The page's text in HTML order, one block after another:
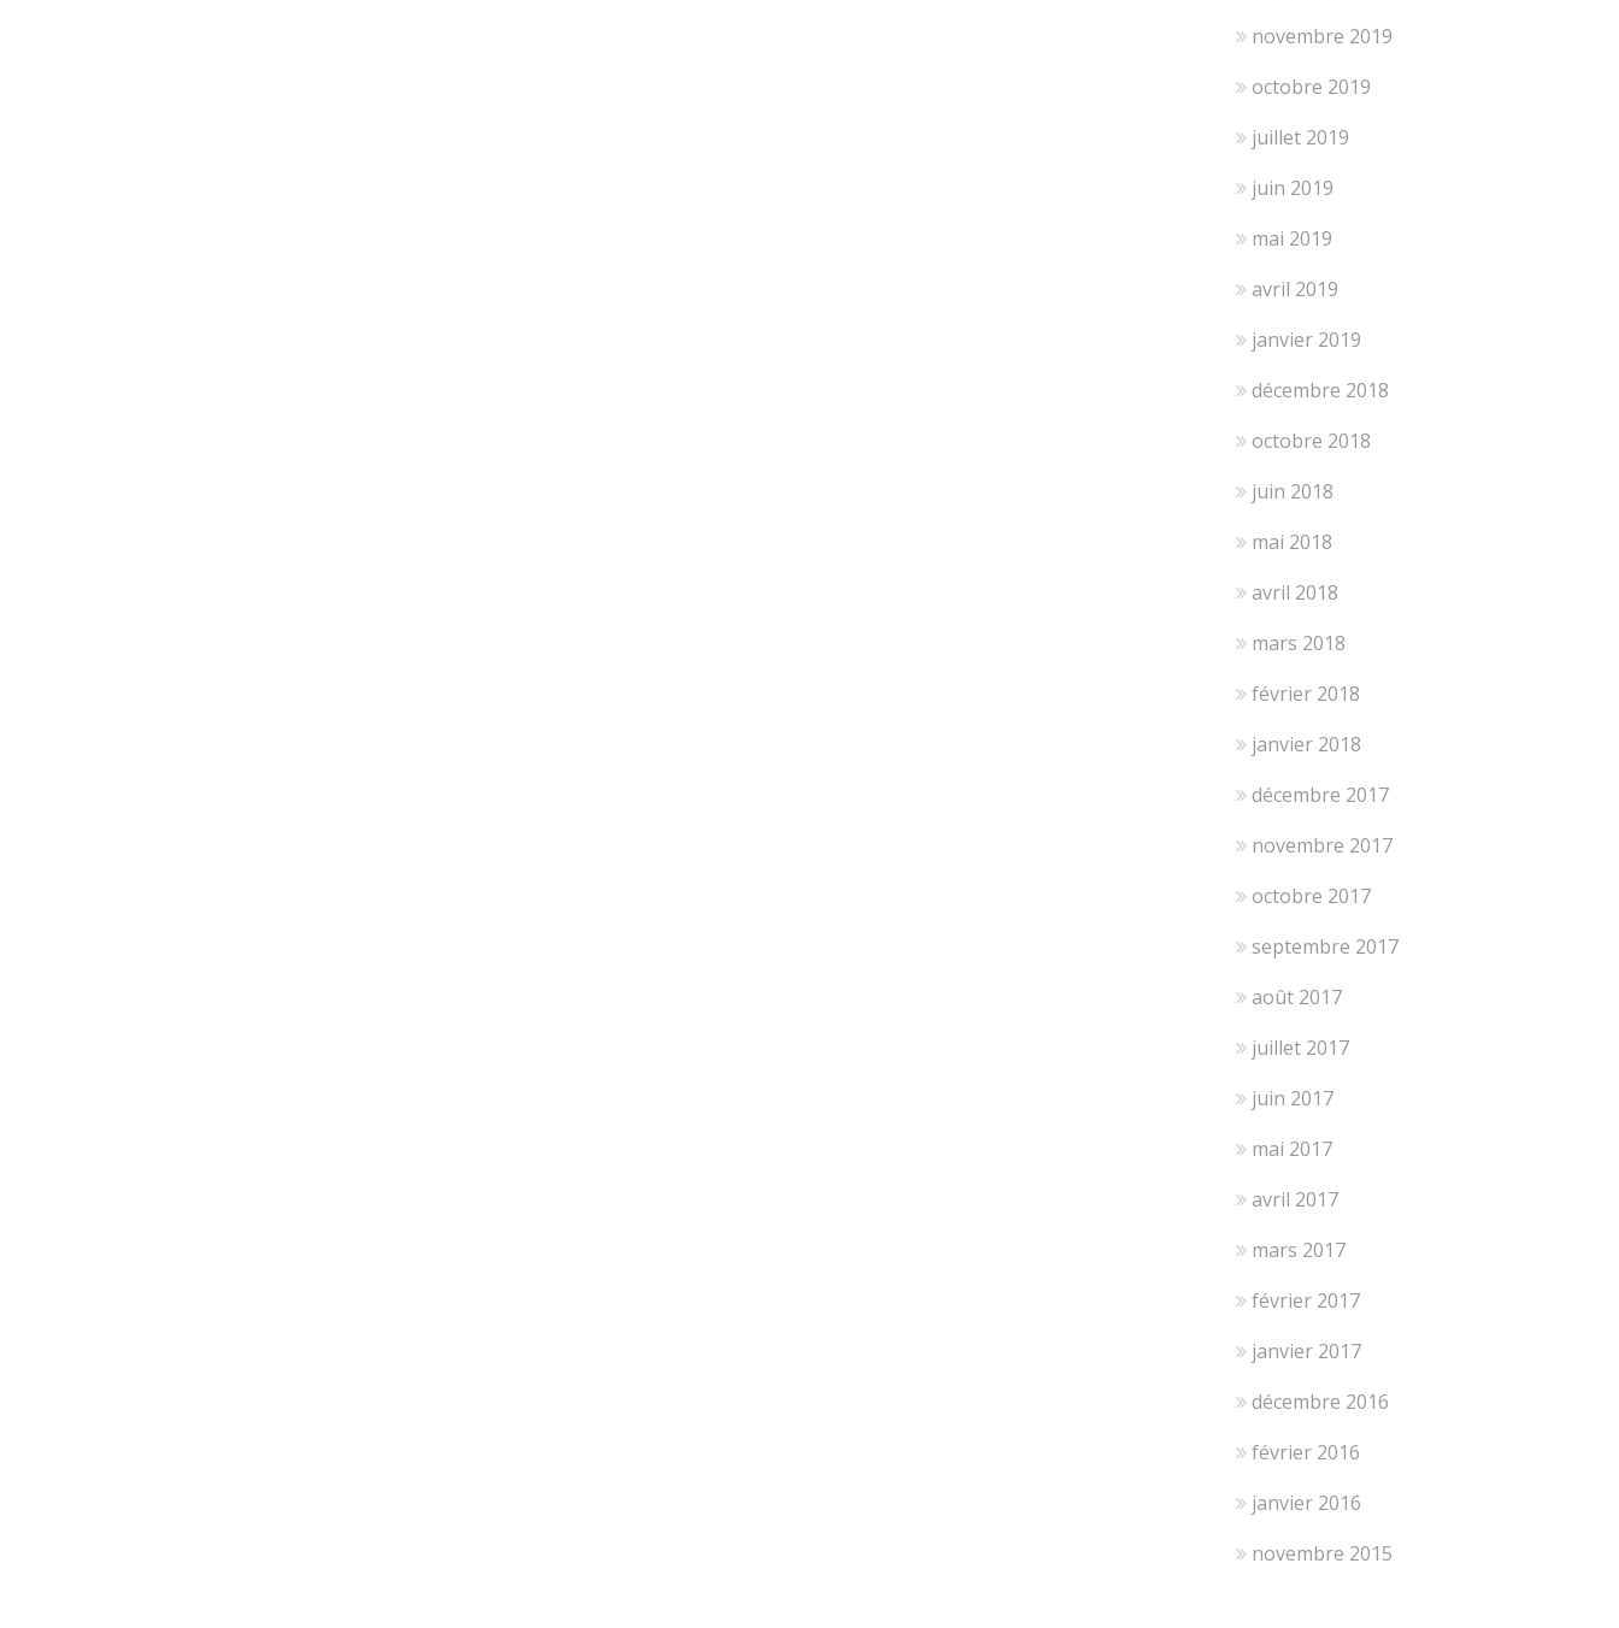
novembre 2019
octobre 2019
juillet 2019
juin 2019
mai 2019
avril 2019
janvier 2019
décembre 2018
octobre 2018
juin 2018
mai 2018
avril 2018
mars 2018
février 2018
janvier 2018
décembre 2017
novembre 2017
octobre 2017
septembre 2017
août 2017
juillet 2017
juin 2017
mai 2017
avril 2017
mars 2017
février 2017
janvier 2017
décembre 2016
février 2016
janvier 2016
novembre 2015